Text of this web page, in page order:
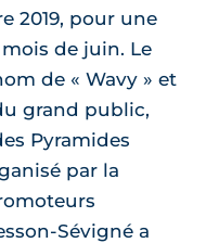
2019, pour une
de juin. Le
de « Wavy » et
grand public,
Pyramides
par la
Sévigné a